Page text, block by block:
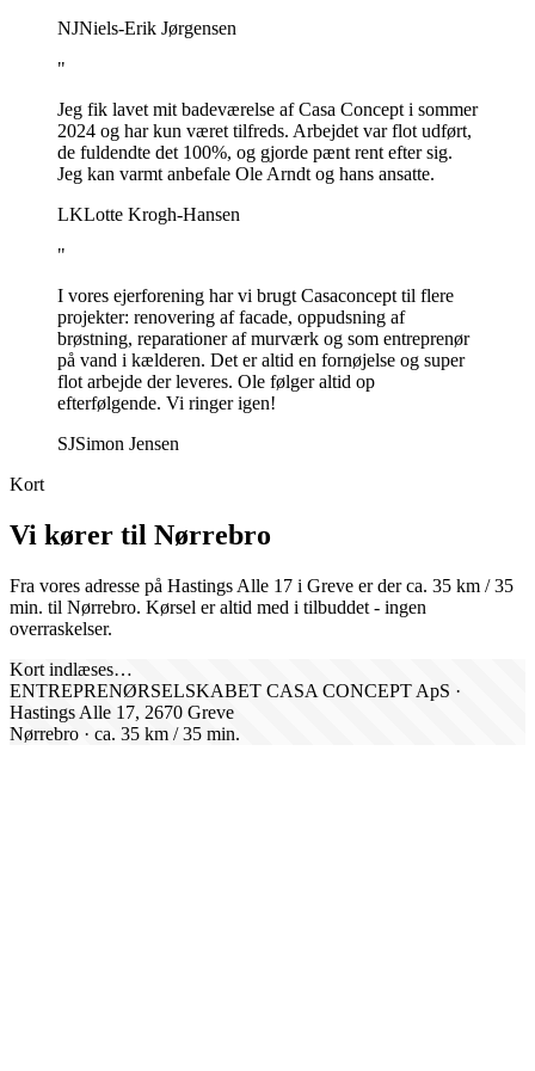
NJNiels-Erik Jørgensen
"
Jeg fik lavet mit badeværelse af Casa Concept i sommer
2024 og har kun været tilfreds. Arbejdet var flot udført,
de fuldendte det 100%, og gjorde pænt rent efter sig.
Jeg kan varmt anbefale Ole Arndt og hans ansatte.
LKLotte Krogh-Hansen
"
I vores ejerforening har vi brugt Casaconcept til flere
projekter: renovering af facade, oppudsning af
brøstning, reparationer af murværk og som entreprenør
på vand i kælderen. Det er altid en fornøjelse og super
flot arbejde der leveres. Ole følger altid op
efterfølgende. Vi ringer igen!
SJSimon Jensen
Kort
Vi kører til Nørrebro
Fra vores adresse på Hastings Alle 17 i Greve er der ca. 35 km /35
min. til Nørrebro. Kørsel er altid med i tilbuddet - ingen
overraskelser.
Kort indlæses…
ENTREPRENØRSELSKABET CASA CONCEPT ApS ·
Hastings Alle 17, 2670 Greve
Nørrebro · ca. 35 km /35 min.